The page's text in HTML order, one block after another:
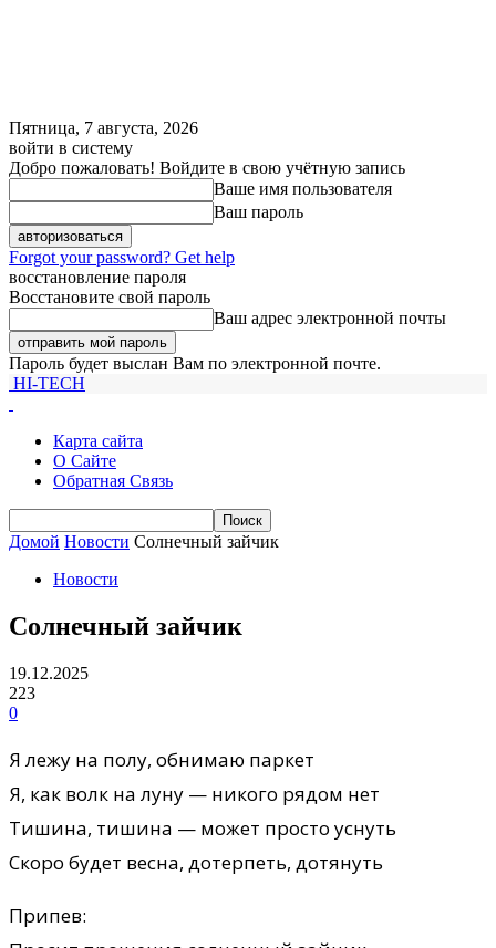
Пятница, 7 августа, 2026
войти в систему
Добро пожаловать! Войдите в свою учётную запись
Ваше имя пользователя
Ваш пароль
Forgot your password? Get help
восстановление пароля
Восстановите свой пароль
Ваш адрес электронной почты
Пароль будет выслан Вам по электронной почте.
HI-TECH
Карта сайта
О Сайте
Обратная Связь
Домой Новости Солнечный зайчик
Новости
Солнечный зайчик
19.12.2025
223
0
Я лежу на полу, обнимаю паркет
Я, как волк на луну — никого рядом нет
Тишина, тишина — может просто уснуть
Скоро будет весна, дотерпеть, дотянуть
Припев: